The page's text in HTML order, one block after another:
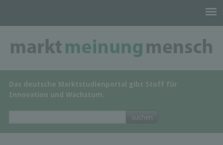
Das deutsche Marktstudienportal gibt Stoff für
Innovation und Wachstum.